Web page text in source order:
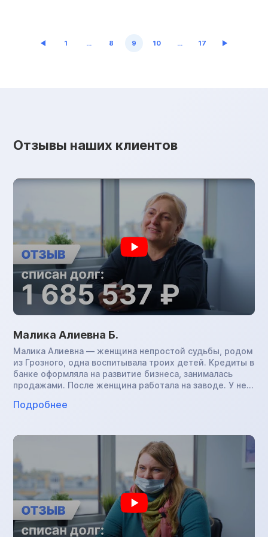
1 … 8 9 10 … 17
Отзывы наших клиентов
Малика Алиевна Б.
Малика Алиевна — женщина непростой судьбы, родом
из Грозного, одна воспитывала троих детей. Кредиты в
банке оформляла на развитие бизнеса, занималась
продажами. После женщина работала на заводе. У нее
ухудшения сна в условиях работы кондуктором
было возможности. В нашу компанию женщина
обратилась с суммой задолженности в размере 1,7 млн.
руб., инициировала процедуру банкротства и успешно
завершила ее. Теперь Малика Алиевна свободна от
всех финансовых обязательств.
Подробнее